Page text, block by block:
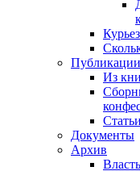
Публикации
Из
Документы
Архив
Власть